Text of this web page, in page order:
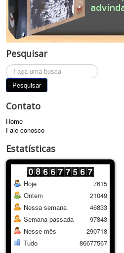
Pesquisar
Pesquisar...
Pesquisar
Contato
Home
Fale conosco
Estatísticas
Hoje
Ontem
Nessa semana
Semana passada
Nesse mês
Tudo
7615
21049
46833
97843
290718
86677567